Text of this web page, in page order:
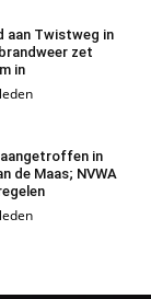
aan Twistweg in
zet
in
in
de Maas; NVWA